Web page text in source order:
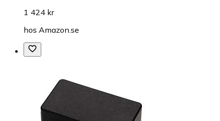
1 424 kr
hos Amazon.se